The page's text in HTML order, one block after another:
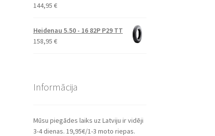
144,95 €
Heidenau 5.50 - 16 82P P29 TT
158,95 €
Informācija
Mūsu piegādes laiks uz Latviju ir vidēji
3-4 dienas. 19,95€/1-3 moto riepas.